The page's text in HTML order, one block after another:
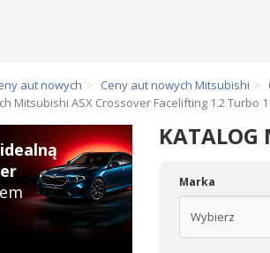
aut nowych Ceny aut nowych Mitsubishi
Mitsubishi ASX Crossover Facelifting 1.2 Turbo
KATALOG
Marka
idealną